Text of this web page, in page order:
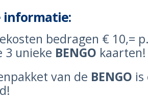
informatie:
bedragen € 10,=
3 unieke BENGO kaarten!
van de BENGO is